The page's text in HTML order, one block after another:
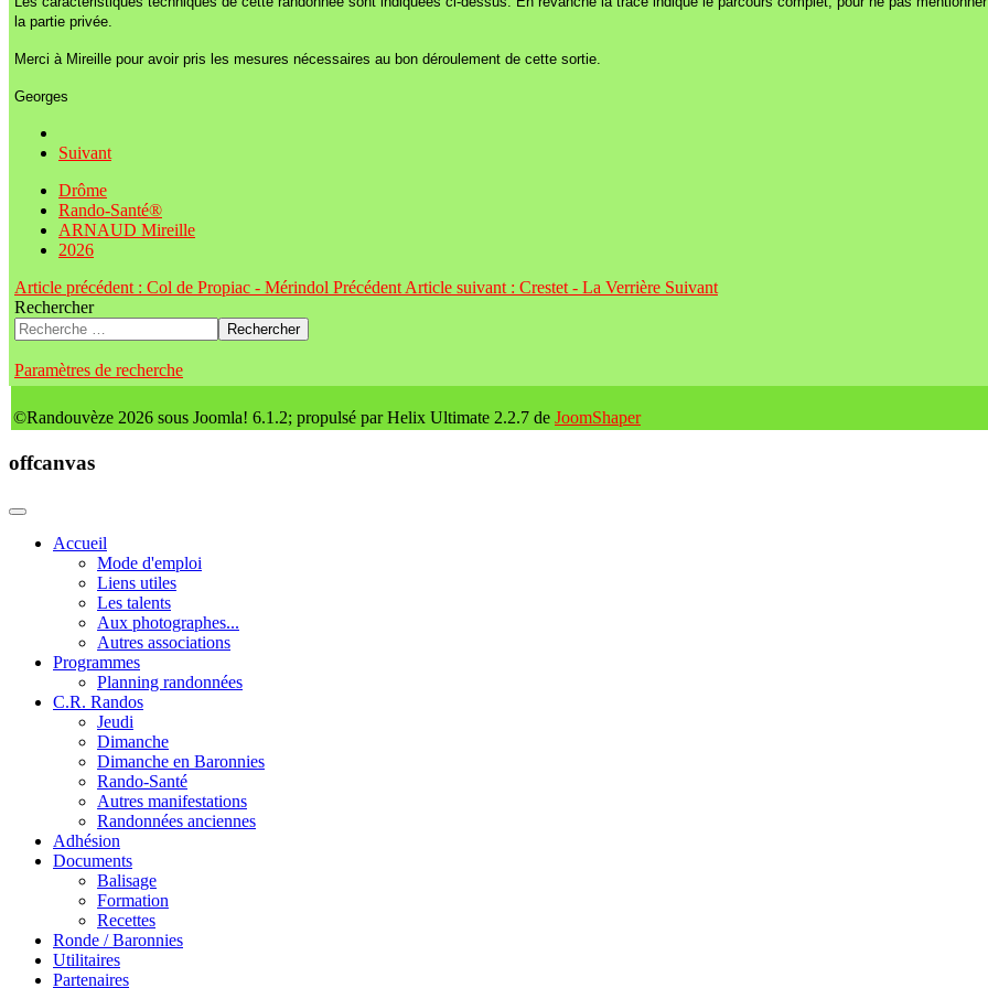
la partie privée.
Merci à Mireille pour avoir pris les mesures nécessaires au bon déroulement de cette sortie.
Georges
Suivant
Drôme
Rando-Santé®
ARNAUD Mireille
2026
Article précédent : Col de Propiac - Mérindol Précédent Article suivant : Crestet - La Verrière Suivant
Rechercher
Rechercher
Paramètres de recherche
©Randouvèze 2026 sous Joomla! 6.1.2; propulsé par Helix Ultimate 2.2.7 de JoomShaper
offcanvas
Accueil
Mode d'emploi
Liens utiles
Les talents
Aux photographes...
Autres associations
Programmes
Planning randonnées
C.R. Randos
Jeudi
Dimanche
Dimanche en Baronnies
Rando-Santé
Autres manifestations
Randonnées anciennes
Adhésion
Documents
Balisage
Formation
Recettes
Ronde / Baronnies
Utilitaires
Partenaires